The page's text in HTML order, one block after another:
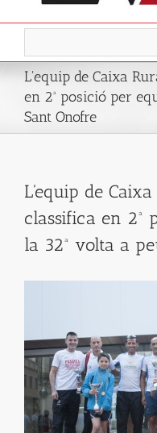
L'equip de Caixa
en 2ª posició per
Sant Onofre
L'equip de
classifica en 2ª
la 32ª volta a